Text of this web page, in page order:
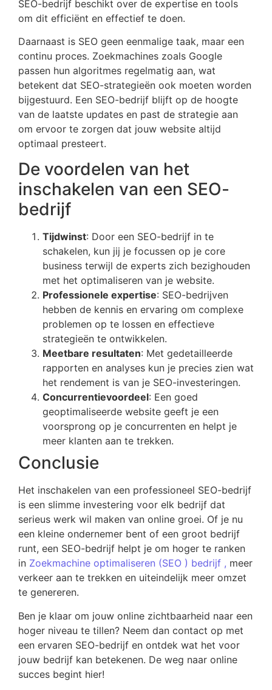
SEO-bedrijf beschikt over de expertise en tools
om dit efficiënt en effectief te doen.
Daarnaast is SEO geen eenmalige taak, maar een
continu proces. Zoekmachines zoals Google
passen hun algoritmes regelmatig aan, wat
betekent dat SEO-strategieën ook moeten worden
bijgestuurd. Een SEO-bedrijf blijft op de hoogte
van de laatste updates en past de strategie aan
om ervoor te zorgen dat jouw website altijd
optimaal presteert.
De voordelen van het
inschakelen van een SEO-
bedrijf
Tijdwinst: Door een SEO-bedrijf in te
schakelen, kun jij je focussen op je core
business terwijl de experts zich bezighouden
met het optimaliseren van je website.
Professionele expertise: SEO-bedrijven
hebben de kennis en ervaring om complexe
problemen op te lossen en effectieve
strategieën te ontwikkelen.
Meetbare resultaten: Met gedetailleerde
rapporten en analyses kun je precies zien wat
het rendement is van je SEO-investeringen.
Concurrentievoordeel: Een goed
geoptimaliseerde website geeft je een
voorsprong op je concurrenten en helpt je
meer klanten aan te trekken.
Conclusie
Het inschakelen van een professioneel SEO-bedrijf
is een slimme investering voor elk bedrijf dat
serieus werk wil maken van online groei. Of je nu
een kleine ondernemer bent of een groot bedrijf
runt, een SEO-bedrijf helpt je om hoger te ranken
in Zoekmachine optimaliseren (SEO ) bedrijf , meer
verkeer aan te trekken en uiteindelijk meer omzet
te genereren.
Ben je klaar om jouw online zichtbaarheid naar een
hoger niveau te tillen? Neem dan contact op met
een ervaren SEO-bedrijf en ontdek wat het voor
jouw bedrijf kan betekenen. De weg naar online
succes begint hier!